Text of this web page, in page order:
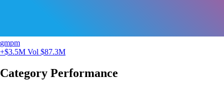
gmpm
+$3.5M Vol $87.3M
Category Performance